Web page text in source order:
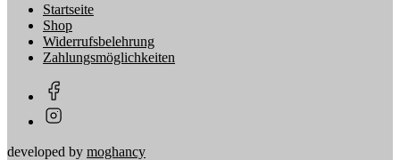
Startseite
Shop
Widerrufsbelehrung
Zahlungsmöglichkeiten
developed by moghancy